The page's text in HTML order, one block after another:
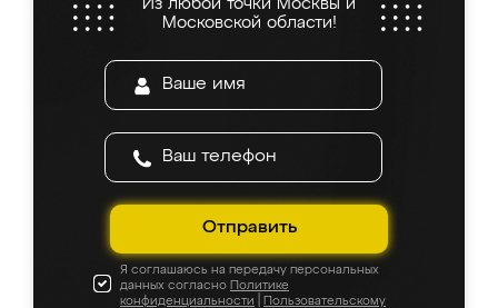
Из любой точки Москвы и
Московской области!
Отправить
Я соглашаюсь на передачу персональных
данных согласно Политике
конфиденциальности
Пользовательскому